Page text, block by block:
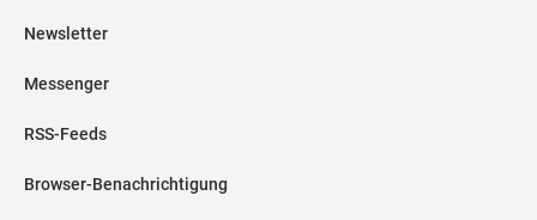
Newsletter
Messenger
RSS-Feeds
Browser-Benachrichtigung